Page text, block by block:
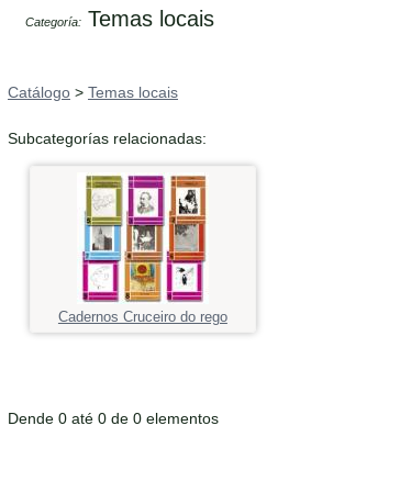
Categoría: Temas locais
Catálogo > Temas locais
Subcategorías relacionadas:
Cadernos Cruceiro do rego
Dende 0 até 0 de 0 elementos